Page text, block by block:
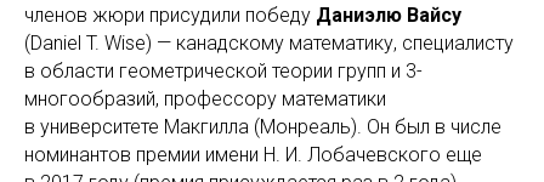
членов жюри присудили победу Даниэлю Вайсу
(Daniel T. Wise) — канадскому математику, специалисту
в области геометрической теории групп и 3-
многообразий, профессору математики
в университете Макгилла (Монреаль). Он был в числе
номинантов премии имени Н. И. Лобачевского еще